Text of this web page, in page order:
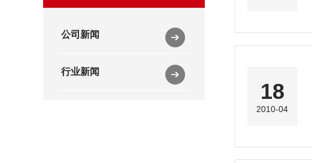
公司新闻
行业新闻
18
2010-04